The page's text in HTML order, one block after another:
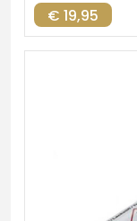
€ 19,95